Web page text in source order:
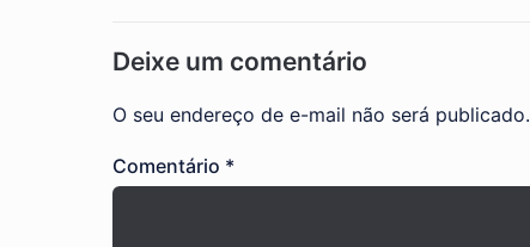
Deixe um comentário
O seu endereço de e-mail não será publicado.
Comentário *